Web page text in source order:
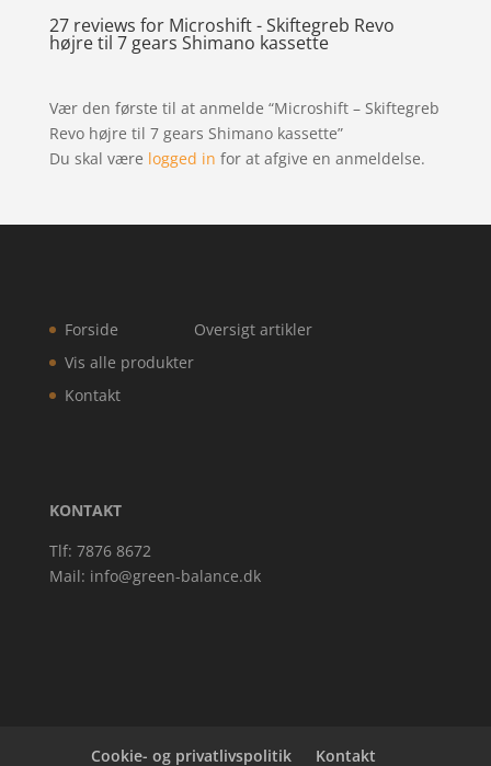
27 reviews for Microshift - Skiftegreb Revo
højre til 7 gears Shimano kassette
Vær den første til at anmelde “Microshift – Skiftegreb
Revo højre til 7 gears Shimano kassette”
Du skal være logged in for at afgive en anmeldelse.
Forside
Vis alle produkter
Kontakt
Oversigt artikler
KONTAKT
Tlf: 7876 8672
Mail: info@green-balance.dk
Cookie- og privatlivspolitik Kontakt